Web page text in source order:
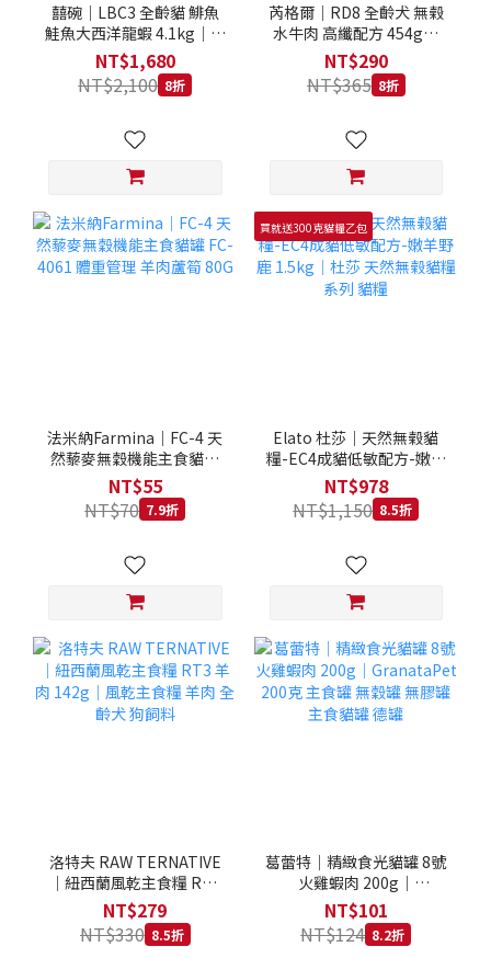
囍碗｜LBC3 全齡貓 鯡魚
鮭魚大西洋龍蝦 4.1kg｜加
拿大 Loveabowl 天然無穀
糧 4.1公斤 成貓 無穀貓飼
料
NT$1,680
NT$2,100 8折
芮格爾｜RD8 全齡犬 無榖
水牛肉 高纖配方 454g｜
REGAL 天然犬糧 狗飼料
NT$290
NT$365 8折
法米納Farmina｜FC-4 天
然藜麥無穀機能主食貓罐
FC-4061 體重管理 羊肉蘆
筍 80G
NT$55
NT$70 7.9折
買就送300克貓糧乙包
Elato 杜莎｜天然無榖貓
糧-EC4成貓低敏配方-嫩羊
野鹿 1.5kg｜杜莎 天然無
榖貓糧系列 貓糧
NT$978
NT$1,150 8.5折
洛特夫 RAW TERNATIVE
｜紐西蘭風乾主食糧 RT3
羊肉 142g｜風乾主食糧 羊
肉 全齡犬 狗飼料
NT$279
NT$330 8.5折
葛蕾特｜精緻食光貓罐 8號
火雞蝦肉 200g｜
GranataPet 200克 主食罐
無穀罐 無膠罐 主食貓罐 德
罐
NT$101
NT$124 8.2折